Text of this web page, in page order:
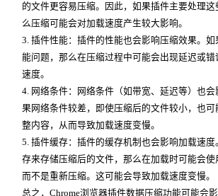
的文件更容易压缩。因此，如果插件主要处理这
么压缩可能会对加载速度产生较大影响。
3. 插件性能：插件的性能也会影响压缩效果。
能问题，那么在压缩过程中可能会出现延迟或
速度。
4. 网络条件：网络条件（如带宽、延迟等）也会
果网络条件较差，即使压缩后的文件较小，也可
整内容，从而导致加载速度变慢。
5. 插件缓存：插件的缓存机制也会影响加载速
存来存储压缩后的文件，那么在加载时可能会使
而不是重新压缩。这可能会导致加载速度变慢。
总之，Chrome浏览器插件数据压缩功能可能会